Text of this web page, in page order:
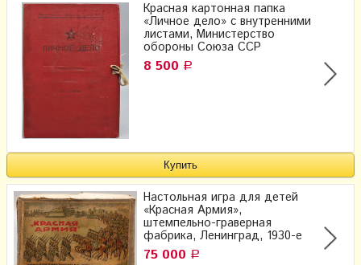
Красная картонная папка
«Личное дело» с внутренними
листами, Министерство
обороны Союза ССР
8 500 Р
Настольная игра для детей
«Красная Армия»,
штемпельно-граверная
фабрика, Ленинград, 1930-е
75 000 Р